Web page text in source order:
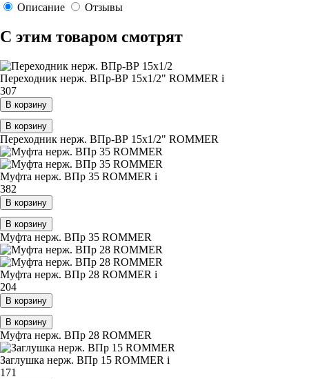
Описание Отзывы
C этим товаром смотрят
Переходник нерж. ВПр-ВР 15х1/2" ROMMER i
307
В корзину
В корзину
Переходник нерж. ВПр-ВР 15х1/2" ROMMER
Муфта нерж. ВПр 35 ROMMER i
382
В корзину
В корзину
Муфта нерж. ВПр 35 ROMMER
Муфта нерж. ВПр 28 ROMMER i
204
В корзину
В корзину
Муфта нерж. ВПр 28 ROMMER
Заглушка нерж. ВПр 15 ROMMER i
171